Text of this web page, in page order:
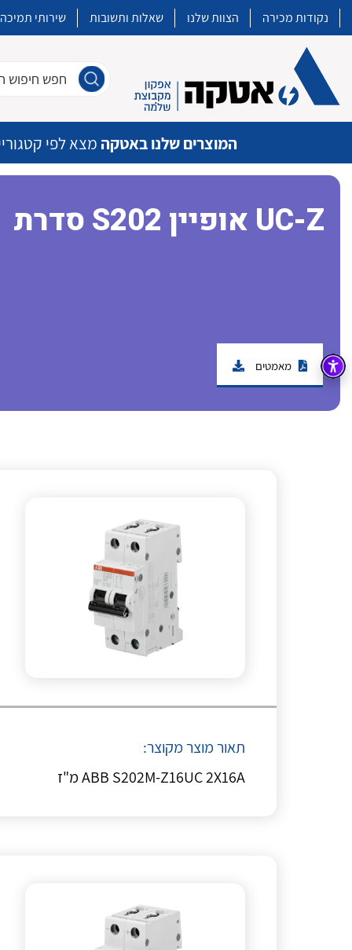
נקודות מכירה הצוות שלנו שאלות ותשובות שירותי תמיכה
חפש חיפוש
המוצרים שלנו באטקה מצא לפי
איכות | שרות | זמינות
חשמל מיתוג ואינסטלציה חשמלית
בקרה
זיווד קופסאות וארונות לחשמל, בקרה ואלקטרוניקה
פתרונות לתחום הסולארי
סדרת S202 אופיין UC-Z
מאמטים
תאור מוצר מקוצר:
ABB S202M-Z16UC 2X16A מ"ז